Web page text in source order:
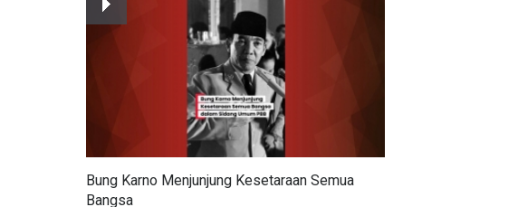
Bung Karno Menjunjung Kesetaraan Semua
Bangsa